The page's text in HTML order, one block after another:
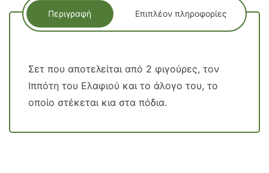
Περιγραφή Επιπλέον πληροφορίες
Σετ που αποτελείται από 2 φιγούρες, τον
Ιππότη του Ελαφιού και το άλογο του, το
οποίο στέκεται κια στα πόδια.